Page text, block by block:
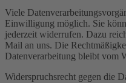
Viele
Einwilligung möglich. Sie
jederzeit widerrufen. Dazu
Mail an uns. Die
Datenverarbeitung bleibt vom
Widerspruchsrecht gegen die